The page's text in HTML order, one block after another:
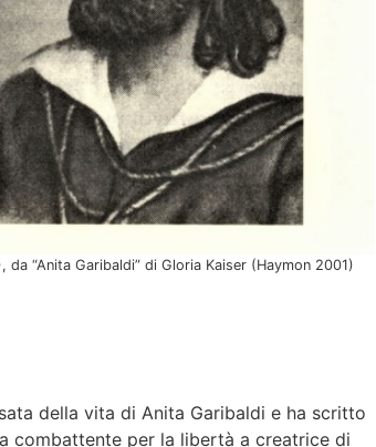
“Anita Garibaldi” di Gloria Kaiser (Haymon 2001)
della vita di Anita Garibaldi e ha scritto
combattente per la libertà a creatrice di